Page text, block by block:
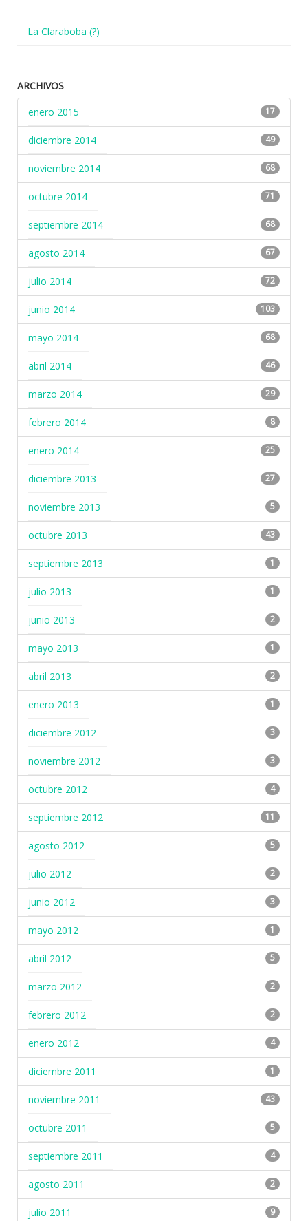
La Claraboba (?)
ARCHIVOS
enero 2015
17
diciembre 2014 49
noviembre 2014 68
octubre 2014 71
septiembre 2014 68
agosto 2014 67
julio 2014 72
junio 2014 103
mayo 2014 68
abril 2014 46
marzo 2014 29
febrero 2014 8
enero 2014 25
diciembre 2013 27
noviembre 2013 5
octubre 2013 43
septiembre 2013 1
julio 2013 1
junio 2013 2
mayo 2013 1
abril 2013 2
enero 2013 1
diciembre 2012 3
noviembre 2012 3
octubre 2012 4
septiembre 2012 11
agosto 2012 5
julio 2012 2
junio 2012 3
mayo 2012 1
abril 2012 5
marzo 2012 2
febrero 2012 2
enero 2012 4
diciembre 2011 1
noviembre 2011 43
octubre 2011 5
septiembre 2011 4
agosto 2011 2
julio 2011 9